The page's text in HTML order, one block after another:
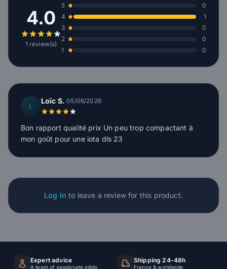
4.0
1 review(s)
5
0
4
1
3
0
2
0
1
0
L
Loïc S.·05/06/2026
Bon rapport qualité prix Un peu trop compactant à
mon goût pour une iota dls 23
Log in to leave a review for this product.
Expert advice
A team of passionate pilots
Shipping 24-48h
France & worldwide